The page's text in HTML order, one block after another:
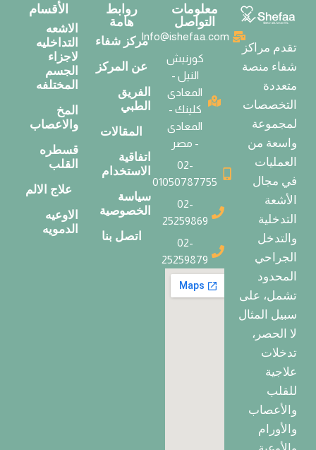
تقدم مراكز
شفاء منصة
متعددة
التخصصات
لمجموعة
واسعة من
العمليات
في مجال
الأشعة
التدخلية
والتدخل
الجراحي
المحدود
تشمل، على
سبيل المثال
لا الحصر،
تدخلات
علاجية
للقلب
والأعصاب
والأورام
روابط
هامة
مركز شفاء
عن المركز
الفريق
الطبي
المقالات
اتفاقية
الاستخدام
سياسة
الخصوصية
اتصل بنا
الأقسام
الاشعه
التداخليه
لاجزاء
الجسم
المختلفه
المخ
والاعصاب
قسطره
القلب
علاج الالم
الاوعيه
الدمويه
معلومات
التواصل
Info@ishefaa.com
كورنيش
النيل -
المعادى
كلينك -
المعادى
- مصر
02-
01050787755
02-
25259869
02-
25259879